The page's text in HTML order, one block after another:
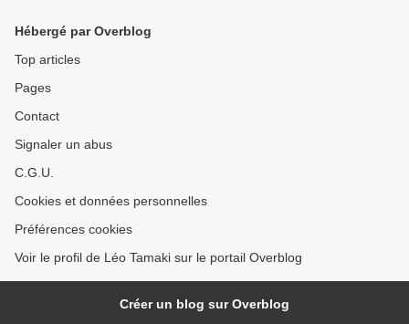
Hébergé par Overblog
Top articles
Pages
Contact
Signaler un abus
C.G.U.
Cookies et données personnelles
Préférences cookies
Voir le profil de Léo Tamaki sur le portail Overblog
Créer un blog sur Overblog